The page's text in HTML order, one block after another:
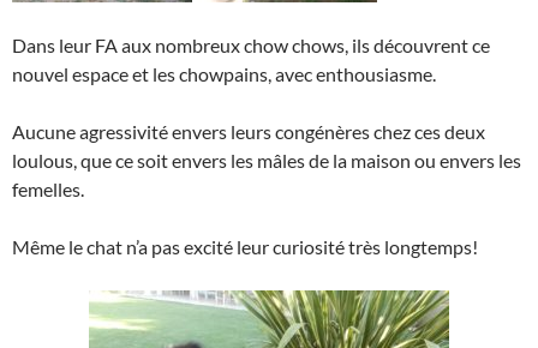
Dans leur FA aux nombreux chow chows, ils découvrent ce
nouvel espace et les chowpains, avec enthousiasme.
Aucune agressivité envers leurs congénères chez ces deux
loulous, que ce soit envers les mâles de la maison ou envers les
femelles.
Même le chat n’a pas excité leur curiosité très longtemps!